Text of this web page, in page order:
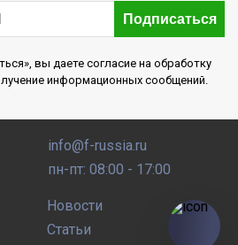
Подписаться
вы даете согласие на обработку
информационных сообщений.
Новости
Статьи
info@f-russia.ru
пн-пт: 08:00 - 17:00